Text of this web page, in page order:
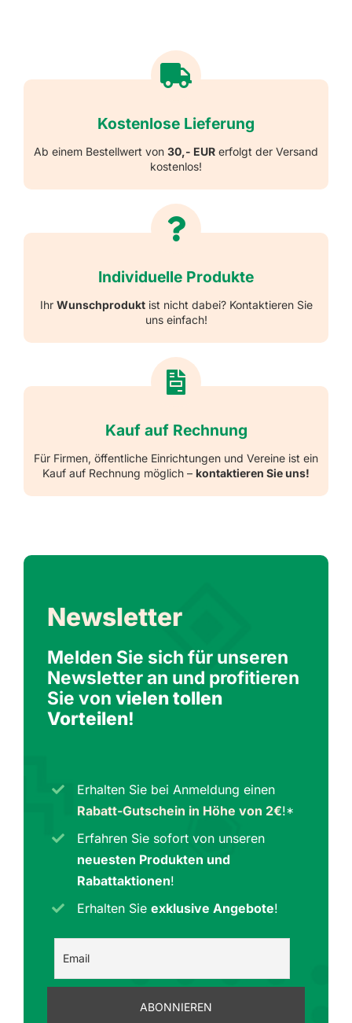
Kostenlose Lieferung
Ab einem Bestellwert von 30,- EUR erfolgt der Versand
kostenlos!
Individuelle Produkte
Ihr Wunschproduktist nicht dabei? Kontaktieren Sie
uns einfach!
Kauf auf Rechnung
Für Firmen, öffentliche Einrichtungen und Vereine ist ein
Kauf auf Rechnung möglich – kontaktieren Sie uns!
Newsletter
Melden Sie sich für unseren
Newsletter an und profitieren
Sie von vielen tollen
Vorteilen!
Erhalten Sie bei Anmeldung einen
Rabatt-Gutschein in Höhe von 2€!*
Erfahren Sie sofort von unseren
neuesten Produkten und
Rabattaktionen!
Erhalten Sieexklusive Angebote!